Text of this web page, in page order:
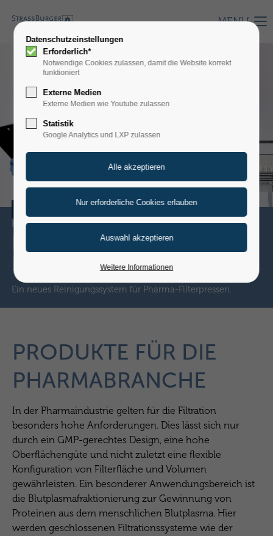
MENU
Hygienisch, sauber, vollautomatisch
DIE AUTOMATISIERTE
FILTERPRESSE
Ein neues Reinigungssystem für Pharma-Filterpressen.
PRODUKTE FÜR DIE
PHARMABRANCHE
In der Pharmaindustrie gelten für die Filtration
besonders hohe Anforderungen. Dies lässt sich nur
durch ein GMP-gerechtes Design, eine hohe
Oberflächengüte und nicht zuletzt eine flexible
Konfiguration von Filterfläche und Volumen
gewährleisten. Ein besonderer Anwendungsbereich ist
die Blutplasmafraktionierung zur Gewinnung von
Proteinen aus dem menschlichen Blutplasma. Hier
werden geschlossenen Filtrationssysteme wie der
Datenschutzeinstellungen
Erforderlich*
Notwendige Cookies zulassen, damit die Website korrekt
funktioniert
Externe Medien
Externe Medien wie Youtube zulassen
Statistik
Google Analytics und LXP zulassen
Weitere Informationen